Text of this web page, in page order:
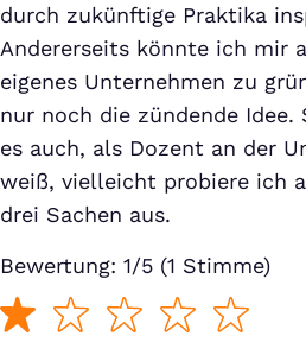
durch zukünftige Praktika
Andererseits könnte ich mir
eigenes Unternehmen zu
nur noch die zündende Idee.
es auch, als Dozent an der
weiß, vielleicht probiere ich
drei Sachen aus.
Bewertung: 1/5 (1 Stimme)